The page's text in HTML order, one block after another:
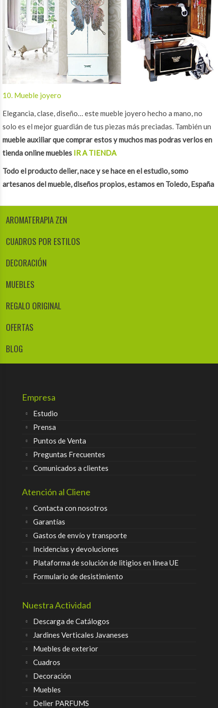
10. Mueble joyero
Elegancia, clase, diseño… este mueble joyero hecho a mano, no
solo es el mejor guardián de tus piezas más preciadas. También un
mueble auxiliar que comprarestos y muchos mas podras verlos en
tienda online muebles IR A TIENDA
Todo el producto delier, nace y se hace en el estudio, somo
artesanos del mueble, diseños propios, estamos en Toledo, España
AROMATERAPIA ZEN
CUADROS POR ESTILOS
DECORACIÓN
MUEBLES
REGALO ORIGINAL
OFERTAS
BLOG
Empresa
Estudio
Prensa
Puntos de Venta
Preguntas Frecuentes
Comunicados a clientes
Atención al Cliene
Contacta con nosotros
Garantías
Gastos de envío y transporte
Incidencias y devoluciones
Plataforma de solución de litigios en línea UE
Formulario de desistimiento
Nuestra Actividad
Descarga de Catálogos
Jardines Verticales Javaneses
Muebles de exterior
Cuadros
Decoración
Muebles
Delier PARFUMS